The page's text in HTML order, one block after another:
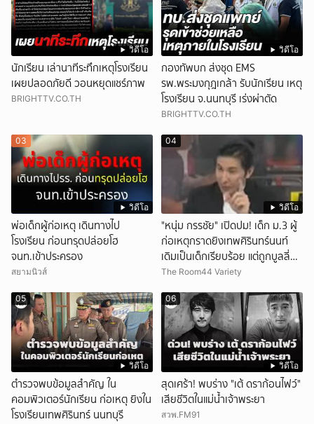
วิดีโอ
นักเรียน เล่านาทีระทึกเหตุโรงเรียน
เผยปลอดภัยดี วอนหยุดแชร์ภาพ
BRIGHTTV.CO.TH
วิดีโอ
กองทัพบก ส่งชุด EMS
รพ.พระมงกุฎเกล้า รับนักเรียน เหตุ
โรงเรียน จ.นนทบุรี เร่งผ่าตัด
BRIGHTTV.CO.TH
วิดีโอ
03
พ่อเด็กผู้ก่อเหตุ เดินทางไป
โรงเรียน ก่อนทรุดปล่อยโฮ
จนท.เข้าประครอง
สยามนิวส์
วิดีโอ
04
"หนุ่ม กรรชัย" เปิดปม! เด็ก ม.3 ผู้
ก่อเหตุกราดยิงเทพศิรินทร์นนท์
เดิมเป็นเด็กเรียบร้อย แต่ถูกบูลลี่
หนัก คาดแรงกดดันสะสมกลายเป็น
The Room44 Variety
วิดีโอ
05
ตำรวจพบข้อมูลสำคัญ ใน
คอมพิวเตอร์นักเรียน ก่อเหตุ ยิงใน
โรงเรียนเทพศิรินทร์ นนทบุรี
วิดีโอ
06
สุดเศร้า! พบร่าง "เต้ ดราก้อนไฟว์"
เสียชีวิตในแม่น้ำเจ้าพระยา
สวพ.FM91